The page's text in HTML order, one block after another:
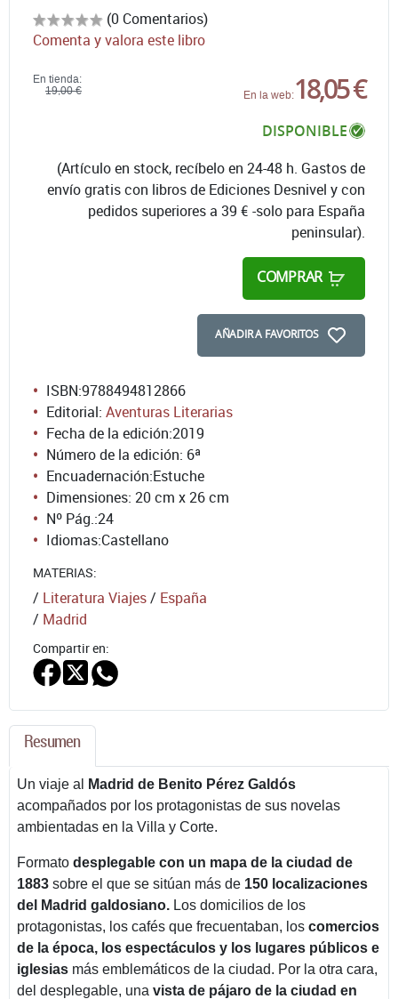
(0 Comentarios)
Comenta y valora este libro
En tienda:
19,00 €
En la web:18,05 €
DISPONIBLE
(Artículo en stock, recíbelo en 24-48 h. Gastos de
envío gratis con libros de Ediciones Desnivel y con
pedidos superiores a 39 € -solo para España
peninsular).
COMPRAR
AÑADIR A FAVORITOS
ISBN:9788494812866
Editorial: Aventuras Literarias
Fecha de la edición:2019
Número de la edición: 6ª
Encuadernación:Estuche
Dimensiones: 20 cm x 26 cm
Nº Pág.:24
Idiomas:Castellano
MATERIAS:
/ Literatura Viajes/ España
/ Madrid
Compartir en:
Resumen
Un viaje al
Madrid de Benito Pérez Galdós
acompañados por los protagonistas de sus novelas
ambientadas en la Villa y Corte.
Formato desplegable con un mapa de la ciudad de
1883 sobre el que se sitúan más de 150 localizaciones
del Madrid galdosiano. Los domicilios de los
protagonistas, los cafés que frecuentaban, los comercios
de la época, los espectáculos y los lugares públicos e
iglesias más emblemáticos de la ciudad. Por la otra cara,
del desplegable, una vista de pájaro de la ciudad en